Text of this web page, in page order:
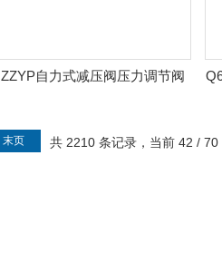
ZZYP自力式减压阀压力调节阀
共 2210 条记录，当前 42 / 70
末页